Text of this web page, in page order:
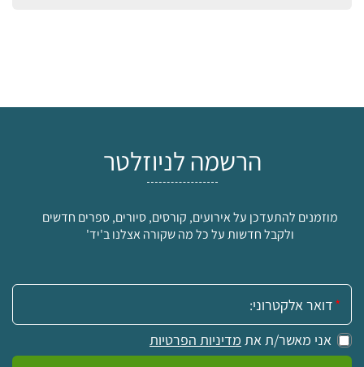
הרשמה לניוזלטר
מוזמנים להתעדכן על אירועים, קורסים, סיורים, ספרים חדשים
ולקבל חדשות על כל מה שקורה אצלנו ב'יד'
אימייל:
אני מאשר/ת את מדיניות הפרטיות